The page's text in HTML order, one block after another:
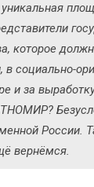
которое
социально-
и за
России.
вернёмся.